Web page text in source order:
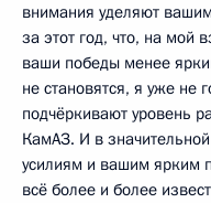
внимания уделяют
за этот год, что, на мой
ваши победы менее
не становятся, я уже не
подчёркивают уровень
КамАЗ. И в
усилиям и вашим ярким
всё более и более